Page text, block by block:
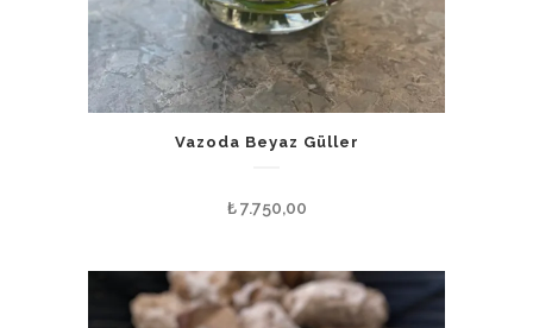
Vazoda Beyaz Güller
₺7.750,00